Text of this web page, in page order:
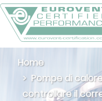
Home
Pompe di
controllare il